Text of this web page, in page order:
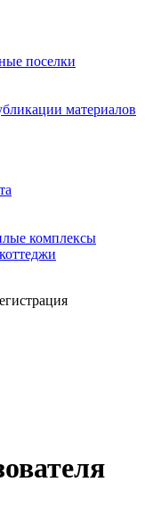
поселки
материалов
комплексы